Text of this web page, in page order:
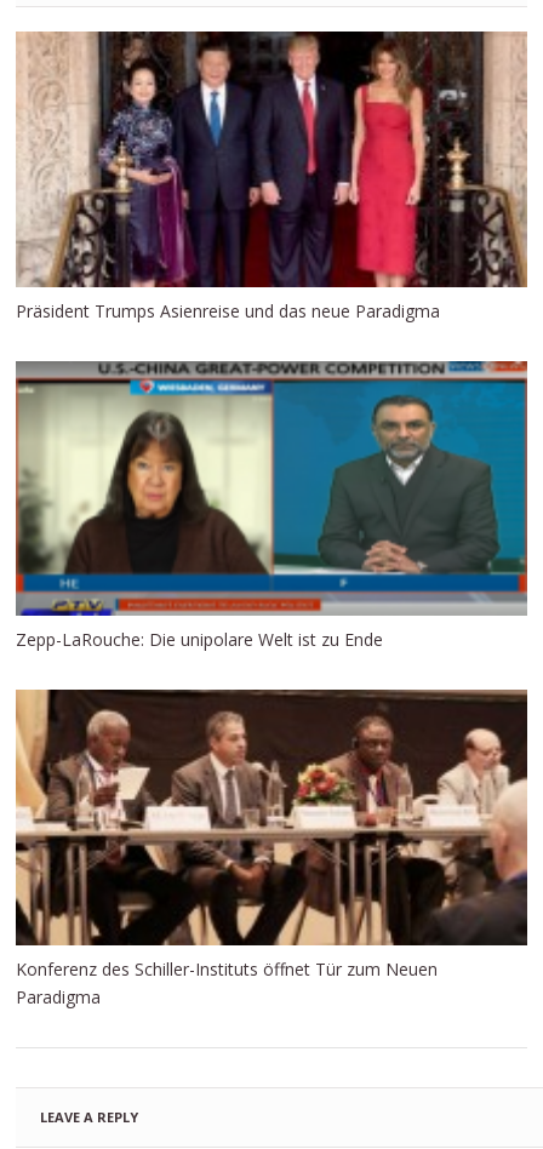
Präsident Trumps Asienreise und das neue Paradigma
Zepp-LaRouche: Die unipolare Welt ist zu Ende
Konferenz des Schiller-Instituts öffnet Tür zum Neuen
Paradigma
LEAVE A REPLY